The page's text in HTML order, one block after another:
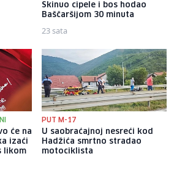
Skinuo cipele i bos hodao
Baščaršijom 30 minuta
23 sata
će na
izaći
likom
PUT M-17
U saobraćajnoj nesreći kod
Hadžića smrtno stradao
motociklista